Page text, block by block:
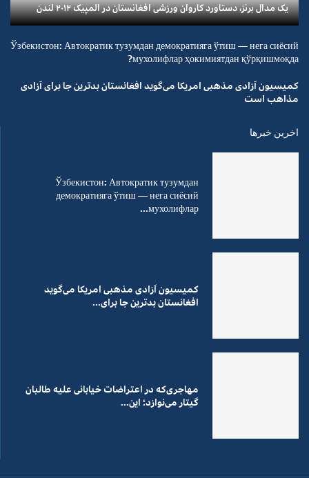
یک مدال برنز، دستاورد کاروان ورزشی افغانستان در المپیک ۲۰۱۲ لندن
Ўзбекистон: Автократик тузумдан демократияга ўтиш — нега сиёсий
мухолифлар ҳокимиятдан қўрқишмоқда?
کمیسیون آزادی مذهبی امریکا می‌گوید افغانستان بدترین جا برای آزادی
مذاهب است
اخرین خبرها
Ўзбекистон: Автократик тузумдан
демократияга ўтиш — нега сиёсий
мухолифлар...
کمیسیون آزادی مذهبی امریکا می‌گوید
افغانستان بدترین جا برای...
مهاجری‌که در اعتراضات خیابانی علیه طالبان
گیتار می‌نوازد؛ این...